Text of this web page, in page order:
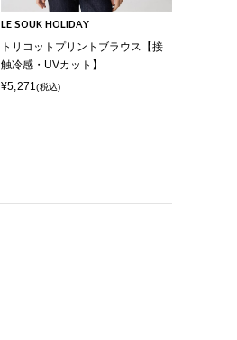
LE SOUK HOLIDAY
トリコットプリントブラウス【接
触冷感・UVカット】
¥5,271(税込)